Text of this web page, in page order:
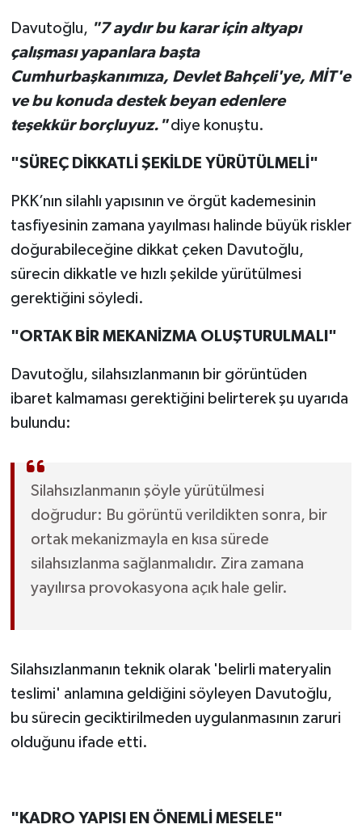
Davutoğlu, "7 aydır bu karar için altyapı
çalışması yapanlara başta
Cumhurbaşkanımıza, Devlet Bahçeli'ye, MİT'e
ve bu konuda destek beyan edenlere
teşekkür borçluyuz."diye konuştu.
"SÜREÇ DİKKATLİ ŞEKİLDE YÜRÜTÜLMELİ"
PKK’nın silahlı yapısının ve örgüt kademesinin
tasfiyesinin zamana yayılması halinde büyük riskler
doğurabileceğine dikkat çeken Davutoğlu,
sürecin dikkatle ve hızlı şekilde yürütülmesi
gerektiğini söyledi.
"ORTAK BİR MEKANİZMA OLUŞTURULMALI"
Davutoğlu, silahsızlanmanın bir görüntüden
ibaret kalmaması gerektiğini belirterek şu uyarıda
bulundu:
Silahsızlanmanın şöyle yürütülmesi
doğrudur: Bu görüntü verildikten sonra, bir
ortak mekanizmayla en kısa sürede
silahsızlanma sağlanmalıdır. Zira zamana
yayılırsa provokasyona açık hale gelir.
Silahsızlanmanın teknik olarak 'belirli materyalin
teslimi' anlamına geldiğini söyleyen Davutoğlu,
bu sürecin geciktirilmeden uygulanmasının zaruri
olduğunu ifade etti.
"KADRO YAPISI EN ÖNEMLİ MESELE"